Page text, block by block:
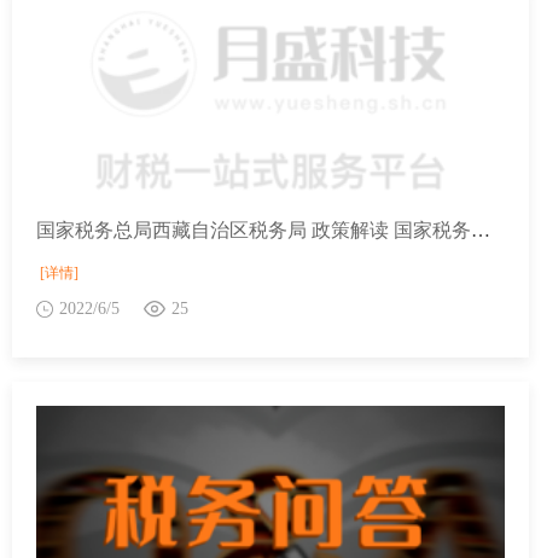
国家税务总局西藏自治区税务局 政策解读 国家税务总局西藏自治区税务局关于发布《西藏自治区税务行政处罚裁量基准》的公告
[详情]
2022/6/5 25